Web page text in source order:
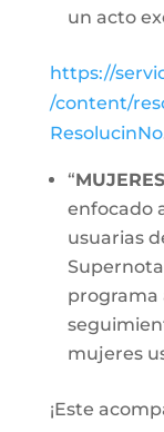
un acto
https://
/content/
“
enfocado
usuarias
programa
mujeres
¡Este